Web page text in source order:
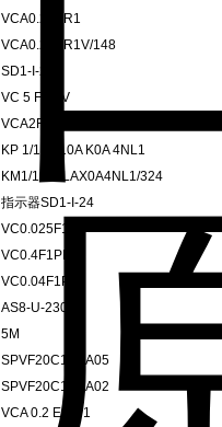
VCA0.2FBR1
VCA0.2FBR1V/148
SD1-I-24
VC 5 F1 PV
VCA2FBP1
KP 1/16 F10A K0A 4NL1
KM1/19L3LAX0A4NL1/324
指示器SD1-I-24
VC0.025F1PV
VC0.4F1PH
VC0.04F1PH
AS8-U-230
5M
SPVF20C1G1A05
SPVF20C1G1A02
VCA 0.2 EB R1